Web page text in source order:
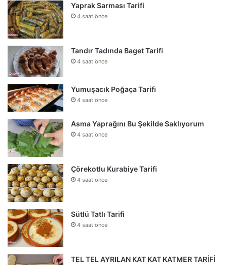
Yaprak Sarması Tarifi
4 saat önce
Tandır Tadında Baget Tarifi
4 saat önce
Yumuşacık Poğaça Tarifi
4 saat önce
Asma Yaprağını Bu Şekilde Saklıyorum
4 saat önce
Çörekotlu Kurabiye Tarifi
4 saat önce
Sütlü Tatlı Tarifi
4 saat önce
TEL TEL AYRILAN KAT KAT KATMER TARİFİ